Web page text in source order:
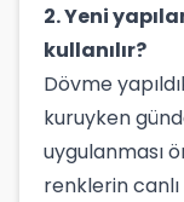
2. Yeni
kullanılır?
Dövme
kuruyken
uygulanması
renklerin canlı